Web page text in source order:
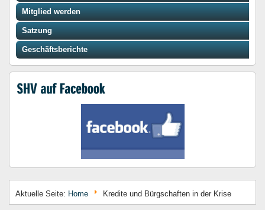
Mitglied werden
Satzung
Geschäftsberichte
Aktuelle Seite: Home Kredite und Bürgschaften in der Krise